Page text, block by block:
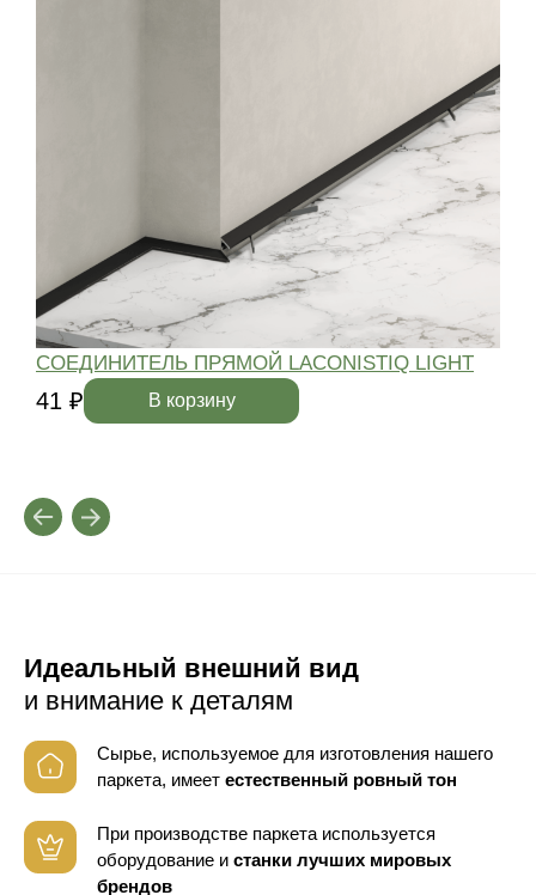
СОЕДИНИТЕЛЬ ПРЯМОЙ LACONISTIQ LIGHT
41 ₽ В корзину
Идеальный внешний вид
и внимание к деталям
Сырье, используемое для изготовления нашего
паркета, имеет естественный ровный тон
При производстве паркета используется
оборудование и станки лучших мировых
брендов